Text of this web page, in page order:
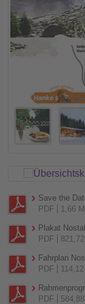
Save the
PDF
1,66
Plakat
PDF
Fahrplan
PDF
PDF